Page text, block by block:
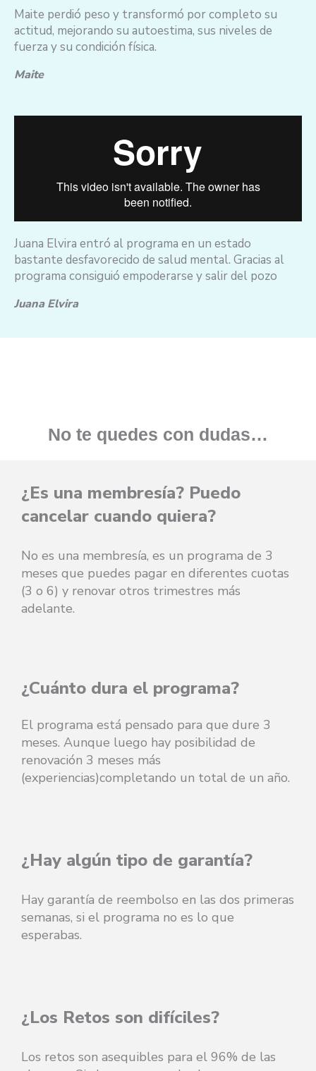
Maite perdió peso y transformó por completo su
actitud, mejorando su autoestima, sus niveles de
fuerza y su condición física.
Maite
Juana Elvira entró al programa en un estado
bastante desfavorecido de salud mental. Gracias al
programa consiguió empoderarse y salir del pozo
Juana Elvira
No te quedes con dudas…
¿Es una membresía? Puedo
cancelar cuando quiera?
No es una membresía, es un programa de 3
meses que puedes pagar en diferentes cuotas
(3 o 6) y renovar otros trimestres más
adelante.
¿Cuánto dura el programa?
El programa está pensado para que dure 3
meses. Aunque luego hay posibilidad de
renovación 3 meses más
(experiencias)completando un total de un año.
¿Hay algún tipo de garantía?
Hay garantía de reembolso en las dos primeras
semanas, si el programa no es lo que
esperabas.
¿Los Retos son difíciles?
Los retos son asequibles para el 96% de las